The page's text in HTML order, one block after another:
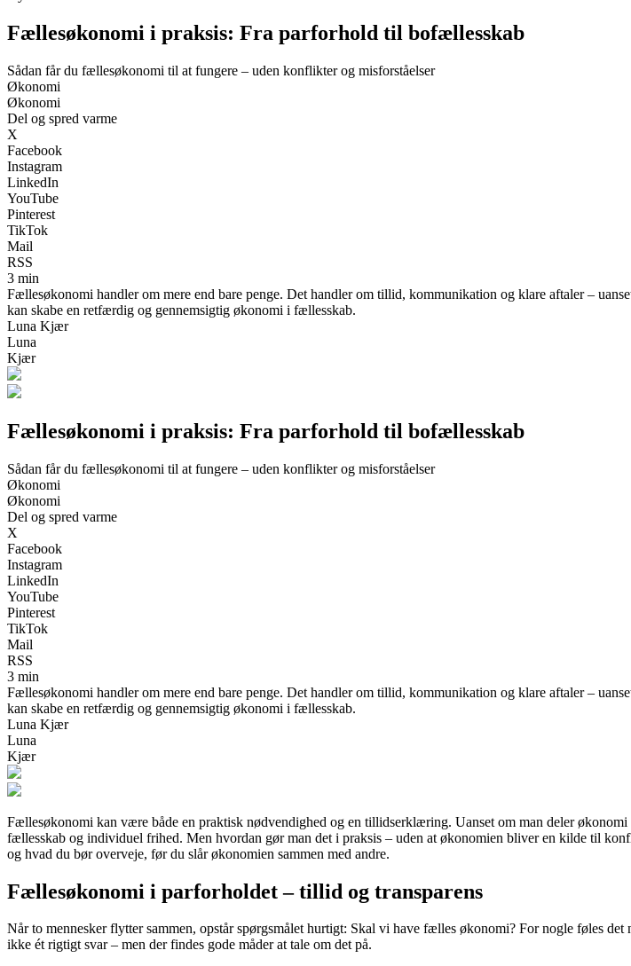
Fællesøkonomi i praksis: Fra parforhold til bofællesskab
Sådan får du fællesøkonomi til at fungere – uden konflikter og misforståelser
Økonomi
Økonomi
Del og spred varme
X
Facebook
Instagram
LinkedIn
YouTube
Pinterest
TikTok
Mail
RSS
3 min
Fællesøkonomi handler om mere end bare penge. Det handler om tillid, kommunikation og klare aftaler –
kan skabe en retfærdig og gennemsigtig økonomi i fællesskab.
Luna Kjær
Luna
Kjær
Fællesøkonomi i praksis: Fra parforhold til bofællesskab
Sådan får du fællesøkonomi til at fungere – uden konflikter og misforståelser
Økonomi
Økonomi
Del og spred varme
X
Facebook
Instagram
LinkedIn
YouTube
Pinterest
TikTok
Mail
RSS
3 min
Fællesøkonomi handler om mere end bare penge. Det handler om tillid, kommunikation og klare aftaler –
kan skabe en retfærdig og gennemsigtig økonomi i fællesskab.
Luna Kjær
Luna
Kjær
Fællesøkonomi kan være både en praktisk nødvendighed og en tillidserklæring. Uanset om man deler
fællesskab og individuel frihed. Men hvordan gør man det i praksis – uden at økonomien bliver en kilde til
og hvad du bør overveje, før du slår økonomien sammen med andre.
Fællesøkonomi i parforholdet – tillid og transparens
Når to mennesker flytter sammen, opstår spørgsmålet hurtigt: Skal vi have fælles økonomi? For nogle føles
ikke ét rigtigt svar – men der findes gode måder at tale om det på.